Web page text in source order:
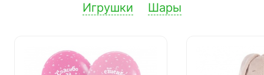
Игрушки Шары